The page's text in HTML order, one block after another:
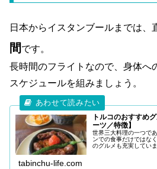
日本からイスタンブールまでは、
間 です。
長時間のフライトなので、身体へ
スケジュールを組みましょう。
トルコのおすすめ
ーツ／特徴】
世界三大料理の一つで
ンでの食事だけではな
のグルメも充実して
tabinchu-life.com